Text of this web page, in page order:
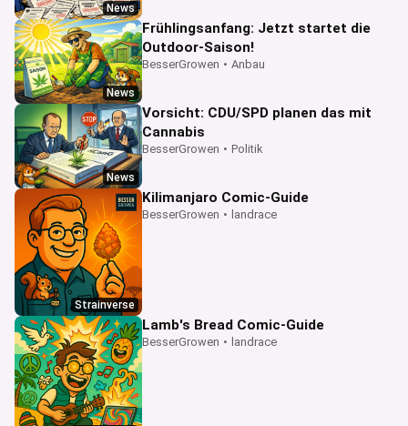
News
News
Frühlingsanfang: Jetzt startet die
Outdoor-Saison!
BesserGrowen • Anbau
News
Vorsicht: CDU/SPD planen das mit
Cannabis
BesserGrowen • Politik
Strainverse
Kilimanjaro Comic‑Guide
BesserGrowen • landrace
Lamb's Bread Comic-Guide
BesserGrowen • landrace